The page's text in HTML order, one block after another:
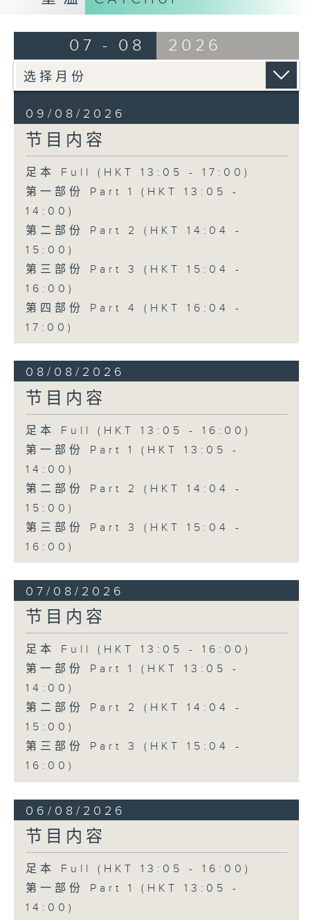
07 - 08 2026
09/08/2026
节目内容
足本 Full (HKT 13:05 - 17:00)
第一部份 Part 1 (HKT 13:05 -
14:00)
第二部份 Part 2 (HKT 14:04 -
15:00)
第三部份 Part 3 (HKT 15:04 -
16:00)
第四部份 Part 4 (HKT 16:04 -
17:00)
08/08/2026
节目内容
足本 Full (HKT 13:05 - 16:00)
第一部份 Part 1 (HKT 13:05 -
14:00)
第二部份 Part 2 (HKT 14:04 -
15:00)
第三部份 Part 3 (HKT 15:04 -
16:00)
07/08/2026
节目内容
足本 Full (HKT 13:05 - 16:00)
第一部份 Part 1 (HKT 13:05 -
14:00)
第二部份 Part 2 (HKT 14:04 -
15:00)
第三部份 Part 3 (HKT 15:04 -
16:00)
06/08/2026
节目内容
足本 Full (HKT 13:05 - 16:00)
第一部份 Part 1 (HKT 13:05 -
14:00)